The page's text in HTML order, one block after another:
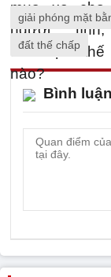
giải phóng mặt
đất thế chấp
Bình luận